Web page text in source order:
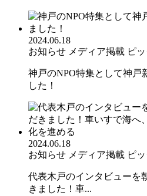
2024.06.18
お知らせ メディア掲載 ピ
神戸のNPO特集として神戸
した！
2024.06.18
お知らせ メディア掲載 ピ
代表木戸のインタビューを
きました！車...